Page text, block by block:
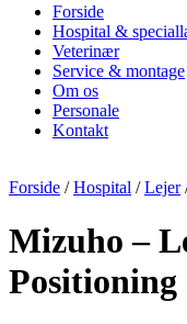
Forside
Hospital &
Veterinær
Service & montage
Om os
Personale
Kontakt
Forside /Hospital /Lejer
Mizuho –
Positioning